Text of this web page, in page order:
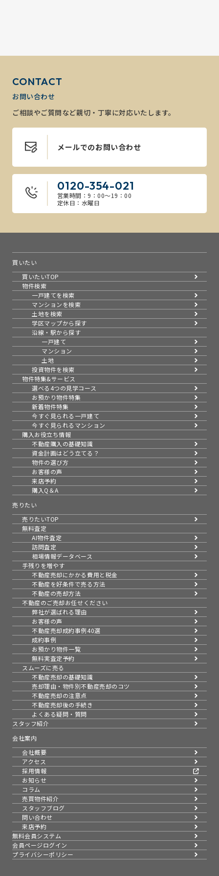
CONTACT
お問い合わせ
ご相談やご質問など親切・丁寧に対応いたします。
メールでのお問い合わせ
0120-354-021
営業時間：9：00～19：00
定休日：水曜日
買いたい
買いたいTOP
物件検索
一戸建てを検索
マンションを検索
土地を検索
学区マップから探す
沿線・駅から探す
一戸建て
マンション
土地
投資物件を検索
物件特集&サービス
選べる4つの見学コース
お預かり物件特集
新着物件特集
今すぐ見られる一戸建て
今すぐ見られるマンション
購入お役立ち情報
不動産購入の基礎知識
資金計画はどう立てる？
物件の選び方
お客様の声
来店予約
購入Q＆A
売りたい
売りたいTOP
無料査定
AI物件査定
訪問査定
相場情報データベース
手残りを増やす
不動産売却にかかる費用と税金
不動産を好条件で売る方法
不動産の売却方法
不動産のご売却お任せください
弊社が選ばれる理由
お客様の声
不動産売却成約事例40選
成約事例
お預かり物件一覧
無料実査定予約
スムーズに売る
不動産売却の基礎知識
売却理由・物件別不動産売却のコツ
不動産売却の注意点
不動産売却後の手続き
よくある疑問・質問
スタッフ紹介
会社案内
会社概要
アクセス
採用情報
お知らせ
コラム
売買物件紹介
スタッフブログ
問い合わせ
来店予約
無料会員システム
会員ページログイン
プライバシーポリシー